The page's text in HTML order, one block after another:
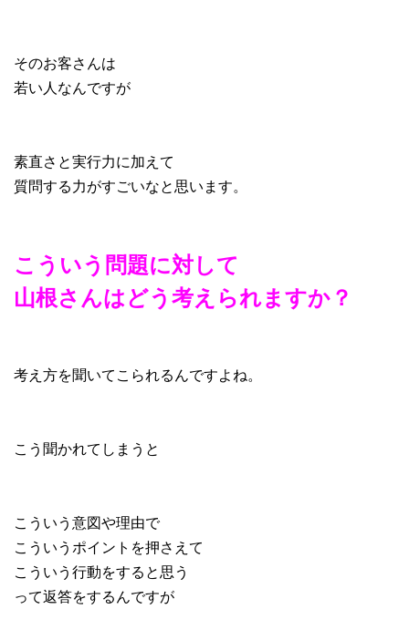
そのお客さんは
若い人なんですが
素直さと実行力に加えて
質問する力がすごいなと思います。
こういう問題に対して
山根さんはどう考えられますか？
考え方を聞いてこられるんですよね。
こう聞かれてしまうと
こういう意図や理由で
こういうポイントを押さえて
こういう行動をすると思う
って返答をするんですが